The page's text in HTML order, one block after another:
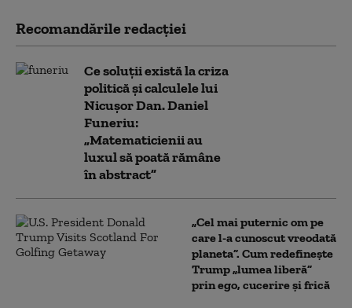
Recomandările redacţiei
Ce soluții există la criza
politică și calculele lui
Nicușor Dan. Daniel
Funeriu:
„Matematicienii au
luxul să poată rămâne
în abstract”
„Cel mai puternic om pe
care l-a cunoscut vreodată
planeta”. Cum redefinește
Trump „lumea liberă”
prin ego, cucerire și frică